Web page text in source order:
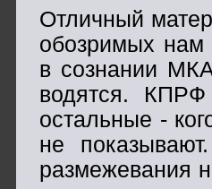
Отличный
обозримых
в сознании
водятся.
остальные -
не
размежевания